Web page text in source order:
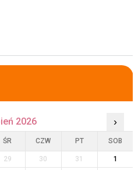
2026 ›
ŚR CZW PT SOB
29 30 31
1